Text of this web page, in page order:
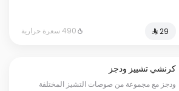
490 سعرة حرارية
كرنشي تشييز ودجز
ودجز مع مجموعة من صوصات التشيز المختلفة